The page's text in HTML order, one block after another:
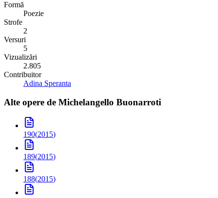
Formă
Poezie
Strofe
2
Versuri
5
Vizualizări
2.805
Contribuitor
Adina Speranta
Alte opere de Michelangello Buonarroti
190(2015)
189(2015)
188(2015)